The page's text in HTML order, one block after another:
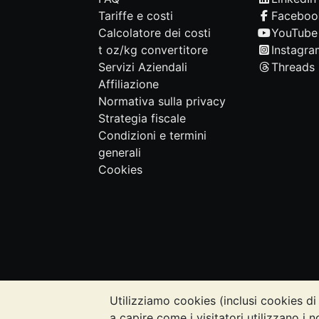
Utilizziamo cookies (inclusi cookies
Tariffe e costi
Calcolatore dei costi
t oz/kg convertitore
Servizi Aziendali
Affiliazione
Normativa sulla privacy
Strategia fiscale
Condizioni e termini
generali
Cookies
YouTube
Threads
NOTA BENE: Il valore dei metalli